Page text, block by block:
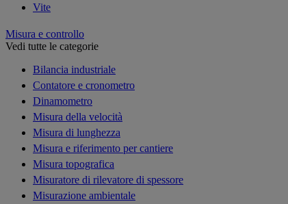
Vite
Misura e controllo
Vedi tutte le categorie
Bilancia industriale
Contatore e cronometro
Dinamometro
Misura della velocità
Misura di lunghezza
Misura e riferimento per cantiere
Misura topografica
Misuratore di rilevatore di spessore
Misurazione ambientale